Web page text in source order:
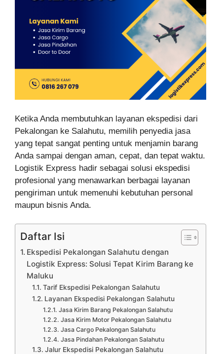
Ketika Anda membutuhkan layanan ekspedisi dari
Pekalongan ke Salahutu, memilih penyedia jasa
yang tepat sangat penting untuk menjamin barang
Anda sampai dengan aman, cepat, dan tepat waktu.
Logistik Express hadir sebagai solusi ekspedisi
profesional yang menawarkan berbagai layanan
pengiriman untuk memenuhi kebutuhan personal
maupun bisnis Anda.
Daftar Isi
Ekspedisi Pekalongan Salahutu dengan
Logistik Express: Solusi Tepat Kirim Barang ke
Maluku
Tarif Ekspedisi Pekalongan Salahutu
Layanan Ekspedisi Pekalongan Salahutu
Jasa Kirim Barang Pekalongan Salahutu
Jasa Kirim Motor Pekalongan Salahutu
Jasa Cargo Pekalongan Salahutu
Jasa Pindahan Pekalongan Salahutu
Jalur Ekspedisi Pekalongan Salahutu